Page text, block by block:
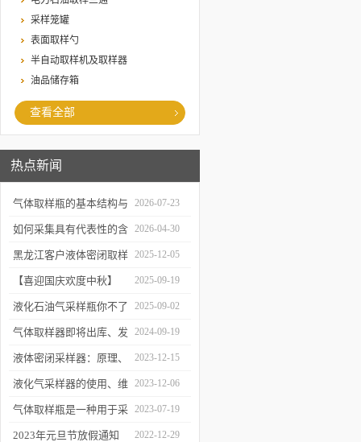
采样笼罐
表面取样勺
半自动取样机及取样器
油品储存箱
查看全部
热点新闻
气体取样瓶的基本结构与
工作逻辑是什么？
2026-07-23
如何采集具有代表性的含
油水样？——石油类采水
器原理与使用
2026-04-30
黑龙江客户液体密闭取样
器项目顺利交付
2025-12-05
【喜迎国庆欢度中秋】
2025年国庆中秋放假通知
2025-09-19
液化石油气采样瓶你不了
解的知识！
2025-09-02
气体取样器即将出库、发
货！
2024-09-19
液体密闭采样器：原理、
应用和优势
2023-12-15
液化气采样器的使用、维
护与优化
2023-12-06
气体取样瓶是一种用于采
集、贮存和分析气体样品
2023-07-19
2023年元旦节放假通知 2022-12-29